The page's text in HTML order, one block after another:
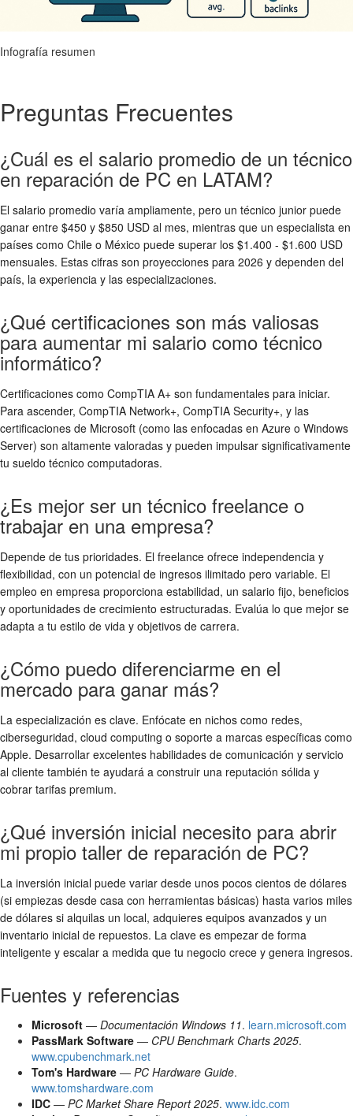
Infografía resumen
Preguntas Frecuentes
¿Cuál es el salario promedio de un técnico
en reparación de PC en LATAM?
El salario promedio varía ampliamente, pero un técnico junior puede
ganar entre $450 y $850 USD al mes, mientras que un especialista en
países como Chile o México puede superar los $1.400 - $1.600 USD
mensuales. Estas cifras son proyecciones para 2026 y dependen del
país, la experiencia y las especializaciones.
¿Qué certificaciones son más valiosas
para aumentar mi salario como técnico
informático?
Certificaciones como CompTIA A+ son fundamentales para iniciar.
Para ascender, CompTIA Network+, CompTIA Security+, y las
certificaciones de Microsoft (como las enfocadas en Azure o Windows
Server) son altamente valoradas y pueden impulsar significativamente
tu sueldo técnico computadoras.
¿Es mejor ser un técnico freelance o
trabajar en una empresa?
Depende de tus prioridades. El freelance ofrece independencia y
flexibilidad, con un potencial de ingresos ilimitado pero variable. El
empleo en empresa proporciona estabilidad, un salario fijo, beneficios
y oportunidades de crecimiento estructuradas. Evalúa lo que mejor se
adapta a tu estilo de vida y objetivos de carrera.
¿Cómo puedo diferenciarme en el
mercado para ganar más?
La especialización es clave. Enfócate en nichos como redes,
ciberseguridad, cloud computing o soporte a marcas específicas como
Apple. Desarrollar excelentes habilidades de comunicación y servicio
al cliente también te ayudará a construir una reputación sólida y
cobrar tarifas premium.
¿Qué inversión inicial necesito para abrir
mi propio taller de reparación de PC?
La inversión inicial puede variar desde unos pocos cientos de dólares
(si empiezas desde casa con herramientas básicas) hasta varios miles
de dólares si alquilas un local, adquieres equipos avanzados y un
inventario inicial de repuestos. La clave es empezar de forma
inteligente y escalar a medida que tu negocio crece y genera ingresos.
Fuentes y referencias
Microsoft — Documentación Windows 11. learn.microsoft.com
PassMark Software — CPU Benchmark Charts 2025.
www.cpubenchmark.net
Tom's Hardware — PC Hardware Guide.
www.tomshardware.com
IDC — PC Market Share Report 2025. www.idc.com